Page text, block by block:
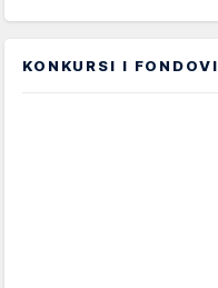
KONKURSI I FONDOVI